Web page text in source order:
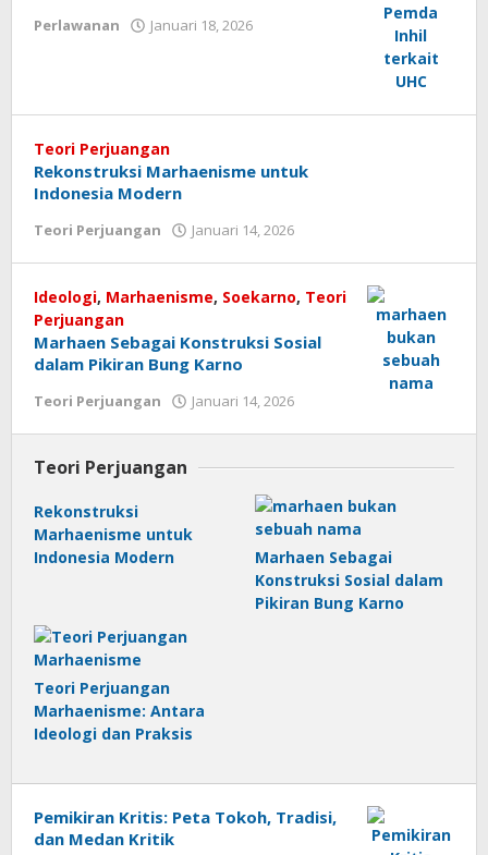
Perlawanan Januari 18, 2026
Teori Perjuangan
Rekonstruksi Marhaenisme untuk
Indonesia Modern
Teori Perjuangan Januari 14, 2026
Ideologi, Marhaenisme, Soekarno, Teori
Perjuangan
Marhaen Sebagai Konstruksi Sosial
dalam Pikiran Bung Karno
Teori Perjuangan Januari 14, 2026
Teori Perjuangan
Rekonstruksi
Marhaenisme untuk
Indonesia Modern
Marhaen Sebagai
Konstruksi Sosial dalam
Pikiran Bung Karno
Teori Perjuangan
Marhaenisme: Antara
Ideologi dan Praksis
Pemikiran Kritis: Peta Tokoh, Tradisi,
dan Medan Kritik